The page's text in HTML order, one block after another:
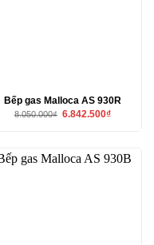
Bếp gas Malloca AS 930R
8.050.000₫ Giá
6.842.500₫Giá